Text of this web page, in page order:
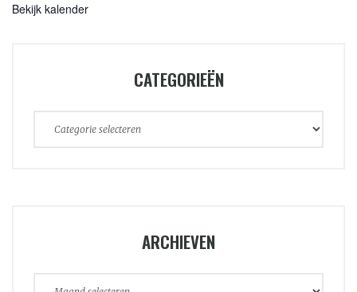
Bekijk kalender
CATEGORIEËN
Categorieën
ARCHIEVEN
Archieven